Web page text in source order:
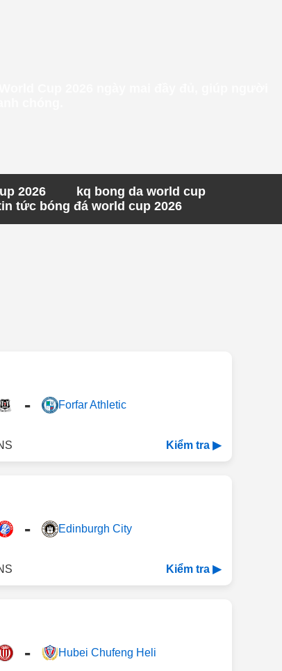
2026
kq bong da world cup
tức bóng đá world cup 2026
- Forfar Athletic
Kiểm tra ▶
- Edinburgh City
Kiểm tra ▶
- Hubei Chufeng Heli